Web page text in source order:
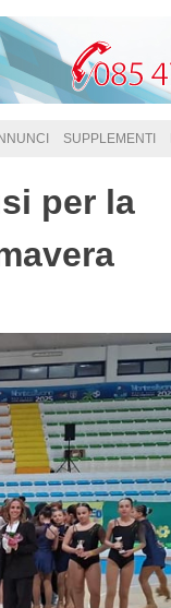
SUPPLEMENTI
per la